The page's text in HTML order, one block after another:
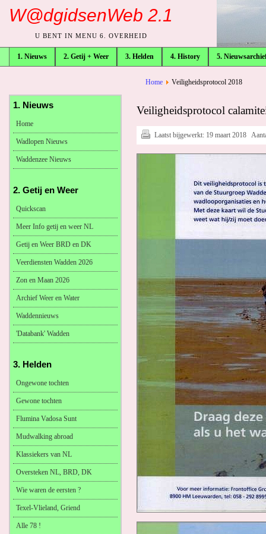
W@dgidsenWeb 2.1
U BENT IN MENU 6. OVERHEID
1. Nieuws 2. Getij + Weer 3. Helden 4. History 5.
broodkruimelpad
Home Veiligheidsprotocol 2018
Veiligheidsprotocol
Laatst bijgewerkt: 19 maart 2018
1. Nieuws
Home
Wadlopen Nieuws
Waddenzee Nieuws
2. Getij en Weer
Quickscan
Meer Info getij en weer NL
Getij en Weer BRD en DK
Veerdiensten Wadden 2026
Zon en Maan 2026
Archief Weer en Water
Waddennieuws
'Databank' Wadden
3. Helden
Ongewone tochten
Gewone tochten
Flumina Vadosa Sunt
Mudwalking abroad
Klassiekers van NL
Oversteken NL, BRD, DK
Wie waren de eersten ?
Texel-Vlieland, Griend
Alle 78 !